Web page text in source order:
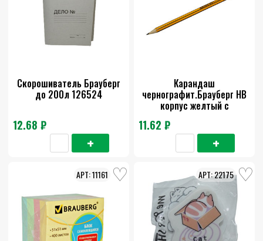
Скорошиватель Брауберг
до 200л 126524
12.68 ₽
Карандаш
чернографит.Брауберг НВ
корпус желтый с
11.62 ₽
11161 22175